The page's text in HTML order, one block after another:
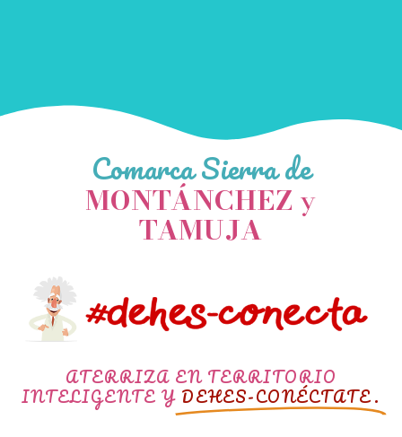
Comarca Sierra de
MONTÁNCHEZ y
TAMUJA
ATERRIZA EN TERRITORIO
INTELIGENTE Y DEHES-CONÉCTATE.